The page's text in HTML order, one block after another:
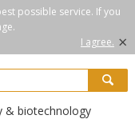
possible service. If you
I agree. ×
& biotechnology